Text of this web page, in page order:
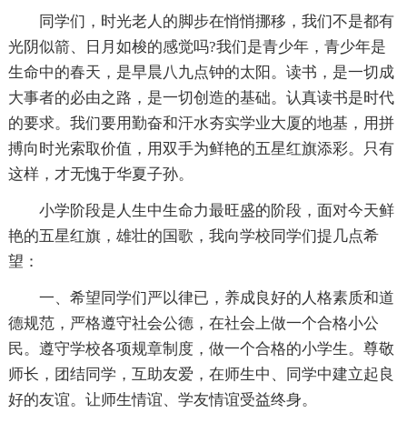
同学们，时光老人的脚步在悄悄挪移，我们不是都有
光阴似箭、日月如梭的感觉吗?我们是青少年，青少年是
生命中的春天，是早晨八九点钟的太阳。读书，是一切成
大事者的必由之路，是一切创造的基础。认真读书是时代
的要求。我们要用勤奋和汗水夯实学业大厦的地基，用拼
搏向时光索取价值，用双手为鲜艳的五星红旗添彩。只有
这样，才无愧于华夏子孙。
小学阶段是人生中生命力最旺盛的阶段，面对今天鲜
艳的五星红旗，雄壮的国歌，我向学校同学们提几点希
望：
一、希望同学们严以律已，养成良好的人格素质和道
德规范，严格遵守社会公德，在社会上做一个合格小公
民。遵守学校各项规章制度，做一个合格的小学生。尊敬
师长，团结同学，互助友爱，在师生中、同学中建立起良
好的友谊。让师生情谊、学友情谊受益终身。